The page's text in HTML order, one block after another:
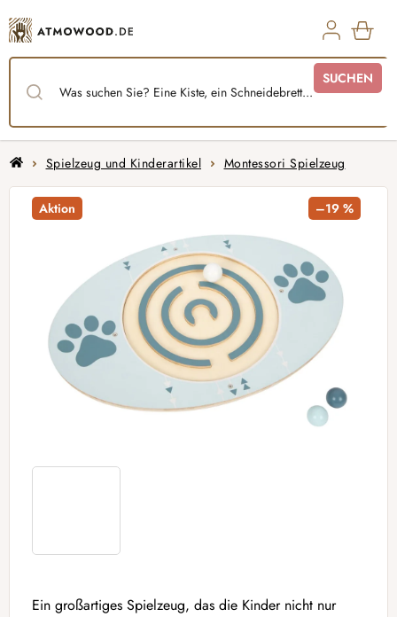
Inhalt
springen
SUCHEN
StartseiteSpielzeug und Kinderartikel Montessori Spielzeug
Ein großartiges Spielzeug, das die Kinder nicht nur
Aktion –19 %